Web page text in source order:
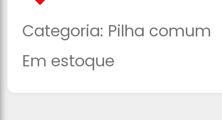
Categoria: Pilha comum
Em estoque